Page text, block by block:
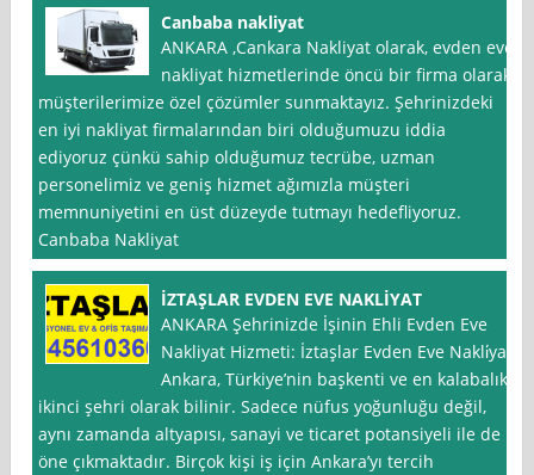
Canbaba nakliyat
ANKARA ,Cankara Nakliyat olarak, evden eve
nakliyat hizmetlerinde öncü bir firma olarak
müşterilerimize özel çözümler sunmaktayız. Şehrinizdeki
en iyi nakliyat firmalarından biri olduğumuzu iddia
ediyoruz çünkü sahip olduğumuz tecrübe, uzman
personelimiz ve geniş hizmet ağımızla müşteri
memnuniyetini en üst düzeyde tutmayı hedefliyoruz.
Canbaba Nakliyat
İZTAŞLAR EVDEN EVE NAKLİYAT
ANKARA Şehrinizde İşinin Ehli Evden Eve
Nakliyat Hizmeti: İztaşlar Evden Eve Nakli̇yat
Ankara, Türkiye’nin başkenti ve en kalabalık
ikinci şehri olarak bilinir. Sadece nüfus yoğunluğu değil,
aynı zamanda altyapısı, sanayi ve ticaret potansiyeli ile de
öne çıkmaktadır. Birçok kişi iş için Ankara’yı tercih